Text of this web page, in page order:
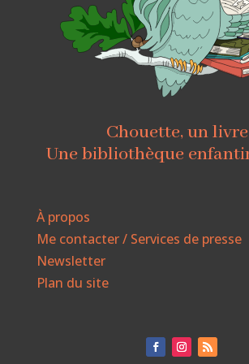
Chouette, un
Une bibliothèque
À propos
Me contacter / Services de presse
Newsletter
Plan du site